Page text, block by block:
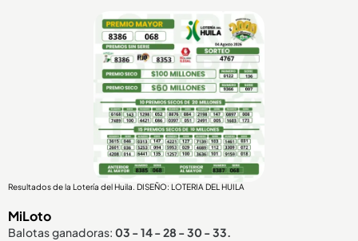
Resultados de la Lotería del Huila. DISEÑO: LOTERIA DEL HUILA
MiLoto
Balotas ganadoras: 03 - 14 - 28 - 30 - 33.